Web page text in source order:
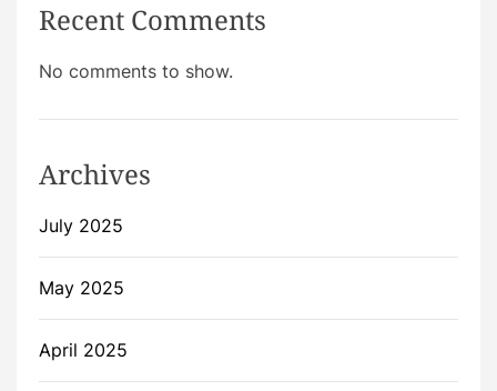
Recent Comments
No comments to show.
Archives
July 2025
May 2025
April 2025